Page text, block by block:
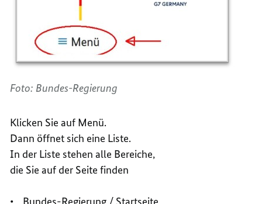
Foto: Bundes-Regierung
Klicken Sie auf Menü.
Dann öffnet sich eine Liste.
In der Liste stehen alle Bereiche,
die Sie auf der Seite finden